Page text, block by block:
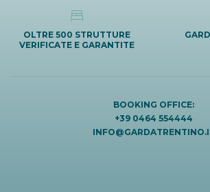
OLTRE 500 STRUTTURE
VERIFICATE E GARANTITE
BOOKING OFFICE:
+39 0464 554444